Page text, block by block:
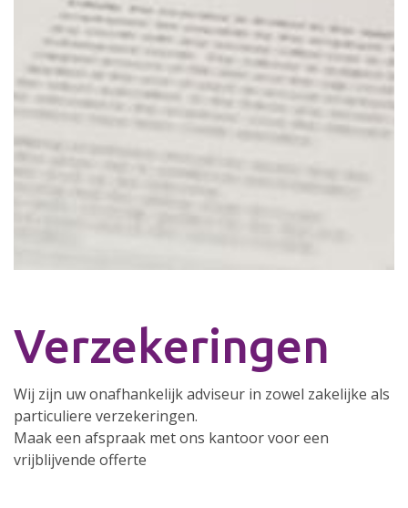
Verzekeringen
Wij zijn uw onafhankelijk adviseur in zowel zakelijke als
particuliere verzekeringen.
Maak een afspraak met ons kantoor voor een
vrijblijvende offerte